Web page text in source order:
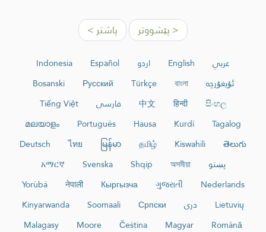
< پێشووتر پاشتر >
عربي English اردو Español
Indonesia
ئۇيغۇرچە
বাংলা
Türkçe
Русский
Bosanski
සිංහල
हिन्दी
中文 فارسی
Tiếng Việt
Tagalog
Kurdî
Hausa
Português
മലയാളം
తెలుగు
Kiswahili
தமிழ்
မြန်မာ
ไทย
Deutsch
پښتو
অসমীয়া
Shqip
Svenska
አማርኛ
Nederlands
ગુજરાતી
Кыргызча
नेपाली
Yorùbá
Lietuvių
دری Српски
Soomaali
Kinyarwanda
Română
Magyar
Čeština
Moore
Malagasy